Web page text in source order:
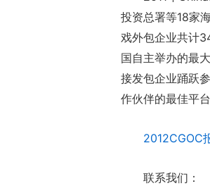
投资总署等18家
戏外包企业共计
国自主举办的最
接发包企业踊跃
作伙伴的最佳平台
2012CGOC
联系我们：